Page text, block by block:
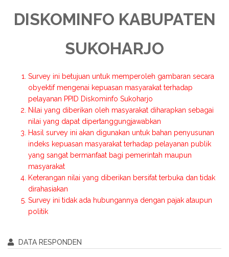
DISKOMINFO KABUPATEN
SUKOHARJO
Survey ini betujuan untuk memperoleh gambaran secara
obyektif mengenai kepuasan masyarakat terhadap
pelayanan PPID Diskominfo Sukoharjo
Nilai yang diberikan oleh masyarakat diharapkan sebagai
nilai yang dapat dipertanggungjawabkan
Hasil survey ini akan digunakan untuk bahan penyusunan
indeks kepuasan masyarakat terhadap pelayanan publik
yang sangat bermanfaat bagi pemerintah maupun
masyarakat
Keterangan nilai yang diberikan bersifat terbuka dan tidak
dirahasiakan
Survey ini tidak ada hubungannya dengan pajak ataupun
politik
DATA RESPONDEN